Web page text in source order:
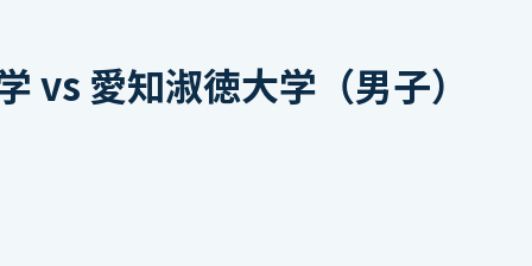
vs 愛知淑徳大学（男子）